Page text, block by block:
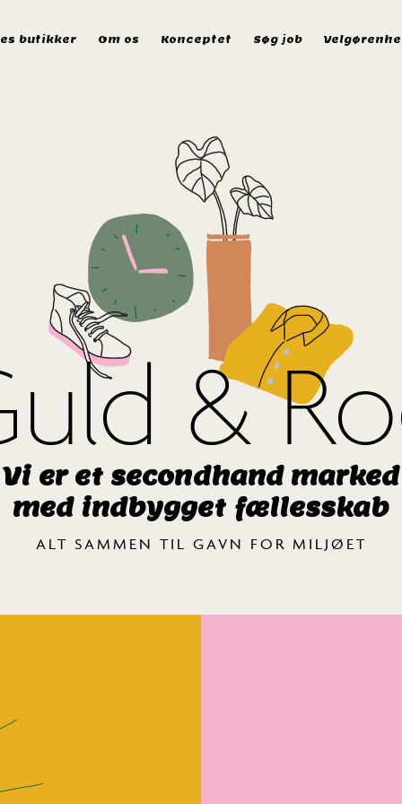
butikker Om os Konceptet Søg job
&
Vi er et secondhand marked
med indbygget fællesskab
ALT SAMMEN TIL GAVN FOR MILJØET